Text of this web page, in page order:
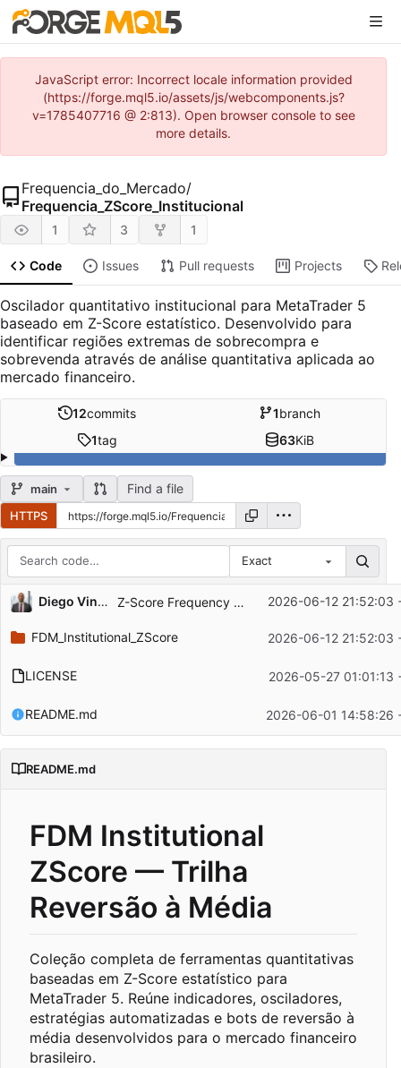
JavaScript error: Incorrect locale information provided
(https://forge.mql5.io/assets/js/webcomponents.js?
v=1785407716 @ 2:813). Open browser console to see
more details.
Frequencia_do_Mercado/
Frequencia_ZScore_Institucional
1 3 1
Code Issues Pull requests Projects
Oscilador quantitativo institucional para MetaTrader 5
baseado em Z-Score estatístico. Desenvolvido para
identificar regiões extremas de sobrecompra e
sobrevenda através de análise quantitativa aplicada ao
mercado financeiro.
12commits 1branch
1tag 63KiB
main Find a file
HTTPS
Exact
Repository files (latest commit first)
Filename
Latest commit message
Diego Vinicius Righetti Sá Z-Score Frequency — Mean Reversion Specialist ...2026-06-12 21:52:03
FDM_Institutional_ZScore 2026-06-12 21:52:03
LICENSE 2026-05-27 01:01:13
README.md 2026-06-01 14:58:26
README.md
FDM Institutional
ZScore — Trilha
Reversão à Média
Coleção completa de ferramentas quantitativas
baseadas em Z-Score estatístico para
MetaTrader 5. Reúne indicadores, osciladores,
estratégias automatizadas e bots de reversão à
média desenvolvidos para o mercado financeiro
brasileiro.